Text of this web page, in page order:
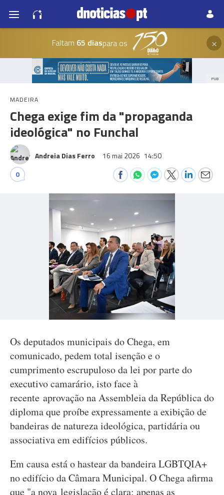
Faltam 65 diaspara os ×
PUB
MADEIRA
Chega exige fim da "propaganda
ideológica" no Funchal
Andreia Dias Ferro 16 mai 2026 14:50
0
Os deputados municipais do Chega, em
comunicado, pedem total isenção e o
cumprimento escrupuloso da lei por parte do
executivo camarário, isto face à
recente aprovação na Assembleia da República do
diploma que proíbe expressamente a exibição de
bandeiras de natureza ideológica, partidária ou
associativa em edifícios públicos.
Em causa está o hastear da bandeira LGBTQIA+
no edifício da Câmara Municipal. O Chega afirma
que "a nova legislação é clara: apenas as